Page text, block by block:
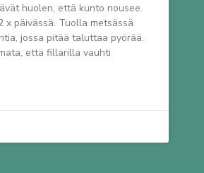
huolen, että kunto nousee.
x päivässä. Tuolla metsässä
jossa pitää taluttaa pyörää.
että fillarilla vauhti